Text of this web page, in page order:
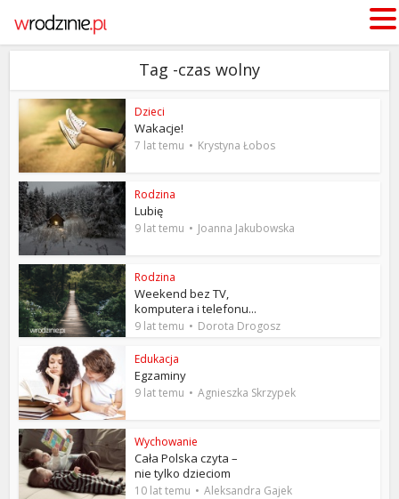
Tag -czas wolny
Dzieci
Wakacje!
7 lat temu Krystyna Łobos
Rodzina
Lubię
9 lat temu Joanna Jakubowska
Rodzina
Weekend bez TV,
komputera i telefonu...
9 lat temu Dorota Drogosz
Edukacja
Egzaminy
9 lat temu Agnieszka Skrzypek
Wychowanie
Cała Polska czyta –
nie tylko dzieciom
10 lat temu Aleksandra Gajek